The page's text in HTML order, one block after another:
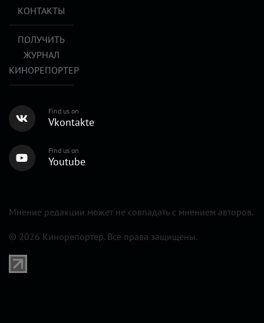
КОНТАКТЫ
ПОЛУЧИТЬ
ЖУРНАЛ
КИНОРЕПОРТЕР
Find us on
Vkontakte
Find us on
Youtube
Мнение редакции может не совпадать с мнением авторов.
© 2026 Кинорепортер. Все права защищены.